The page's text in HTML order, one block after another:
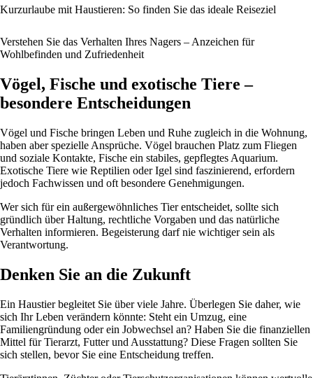
Kurzurlaube mit Haustieren: So finden Sie das ideale Reiseziel
Verstehen Sie das Verhalten Ihres Nagers – Anzeichen für
Wohlbefinden und Zufriedenheit
Vögel, Fische und exotische Tiere –
besondere Entscheidungen
Vögel und Fische bringen Leben und Ruhe zugleich in die Wohnung,
haben aber spezielle Ansprüche. Vögel brauchen Platz zum Fliegen
und soziale Kontakte, Fische ein stabiles, gepflegtes Aquarium.
Exotische Tiere wie Reptilien oder Igel sind faszinierend, erfordern
jedoch Fachwissen und oft besondere Genehmigungen.
Wer sich für ein außergewöhnliches Tier entscheidet, sollte sich
gründlich über Haltung, rechtliche Vorgaben und das natürliche
Verhalten informieren. Begeisterung darf nie wichtiger sein als
Verantwortung.
Denken Sie an die Zukunft
Ein Haustier begleitet Sie über viele Jahre. Überlegen Sie daher, wie
sich Ihr Leben verändern könnte: Steht ein Umzug, eine
Familiengründung oder ein Jobwechsel an? Haben Sie die finanziellen
Mittel für Tierarzt, Futter und Ausstattung? Diese Fragen sollten Sie
sich stellen, bevor Sie eine Entscheidung treffen.